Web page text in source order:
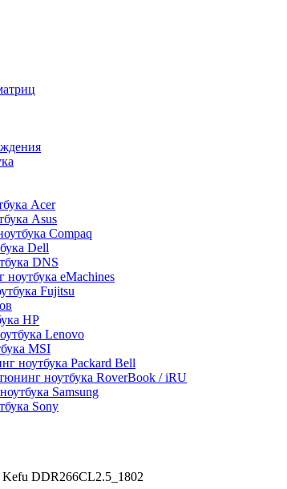
Acer
Asus
Compaq
Dell
DNS
ноутбука eMachines
Fujitsu
HP
Lenovo
MSI
ноутбука Packard Bell
ноутбука RoverBook / iRU
Samsung
Sony
DDR266CL2.5_1802